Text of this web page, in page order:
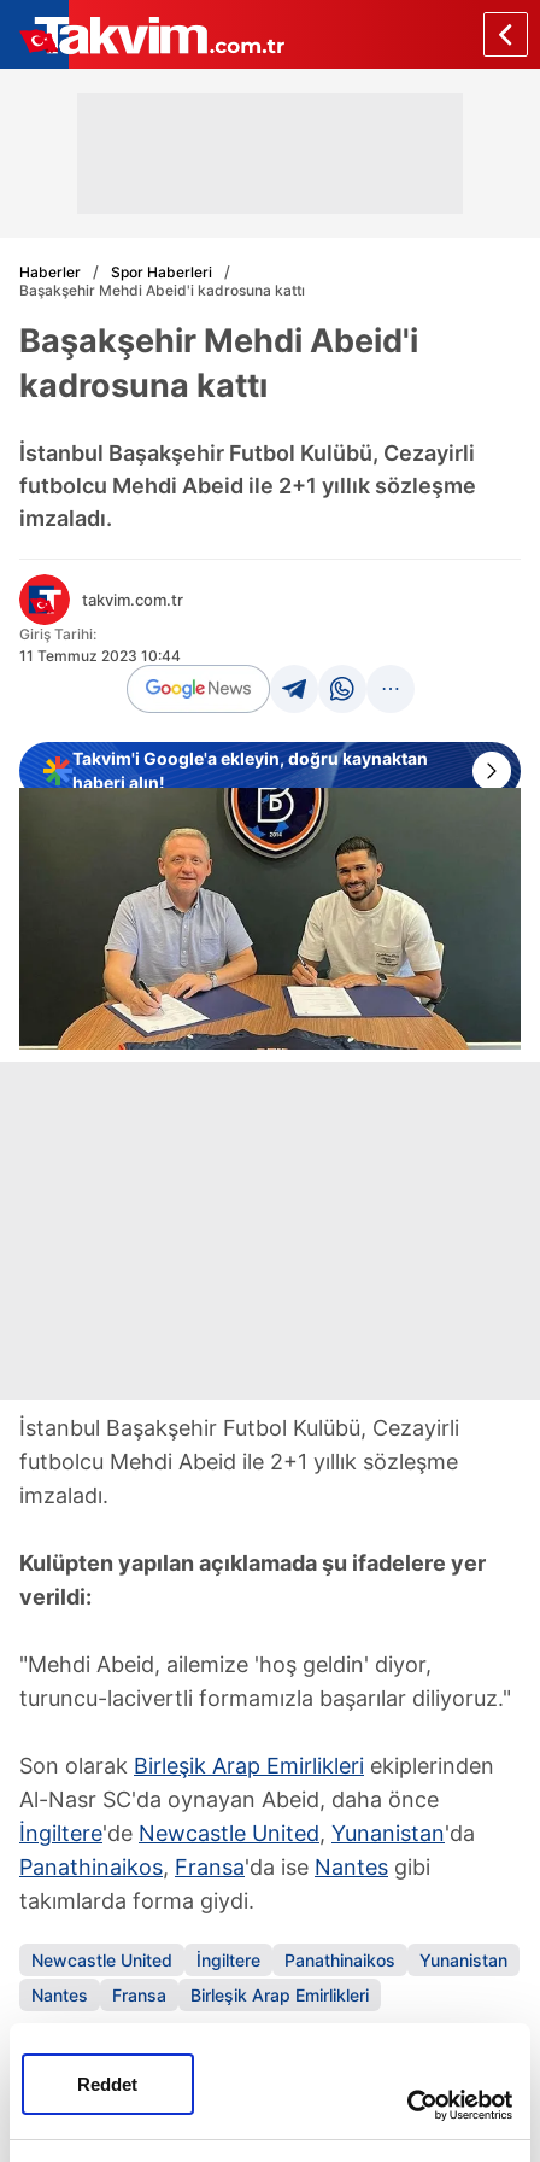
Reddet
Haberler
Spor Haberleri
Başakşehir Mehdi Abeid'i kadrosuna kattı
Başakşehir Mehdi Abeid'i
kadrosuna kattı
İstanbul Başakşehir Futbol Kulübü, Cezayirli
futbolcu Mehdi Abeid ile 2+1 yıllık sözleşme
imzaladı.
takvim.com.tr
Giriş Tarihi:
11 Temmuz 2023 10:44
Takvim'i Google'a ekleyin, doğru kaynaktan
haberi alın!
İstanbul Başakşehir Futbol Kulübü, Cezayirli
futbolcu Mehdi Abeid ile 2+1 yıllık sözleşme
imzaladı.
Kulüpten yapılan açıklamada şu ifadelere yer
verildi:
"Mehdi Abeid, ailemize 'hoş geldin' diyor,
turuncu-lacivertli formamızla başarılar diliyoruz."
Son olarak Birleşik Arap Emirlikleri ekiplerinden
Al-Nasr SC'da oynayan Abeid, daha önce
İngiltere'de Newcastle United, Yunanistan'da
Panathinaikos, Fransa'da ise Nantes gibi
takımlarda forma giydi.
Newcastle United İngiltere Panathinaikos
Yunanistan
Nantes
Fransa Birleşik Arap Emirlikleri
Rusya-Ukrayna savaşının gerilimi Wimbledon'a da
yansıdı